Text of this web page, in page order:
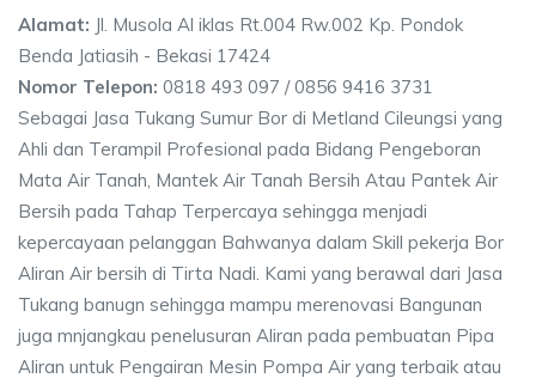
Alamat: Jl. Musola Al iklas Rt.004 Rw.002 Kp. Pondok
Benda Jatiasih - Bekasi 17424
Nomor Telepon: 0818 493 097 / 0856 9416 3731
Sebagai Jasa Tukang Sumur Bor di Metland Cileungsi yang
Ahli dan Terampil Profesional pada Bidang Pengeboran
Mata Air Tanah, Mantek Air Tanah Bersih Atau Pantek Air
Bersih pada Tahap Terpercaya sehingga menjadi
kepercayaan pelanggan Bahwanya dalam Skill pekerja Bor
Aliran Air bersih di Tirta Nadi. Kami yang berawal dari Jasa
Tukang banugn sehingga mampu merenovasi Bangunan
juga mnjangkau penelusuran Aliran pada pembuatan Pipa
Aliran untuk Pengairan Mesin Pompa Air yang terbaik atau